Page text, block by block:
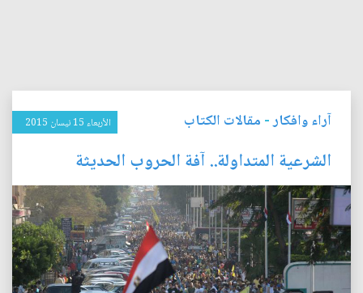
آراء وافكار- مقالات الكتاب الأربعاء 15 نيسان 2015
الشرعية المتداولة.. آفة الحروب الحديثة